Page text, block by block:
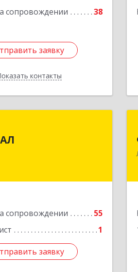
сопровождении 38
заявку
контакты
заявку
Назад
сопровождении
55
1
заявку
г, Калинина ул, дом № 109
Подробнее
заявку